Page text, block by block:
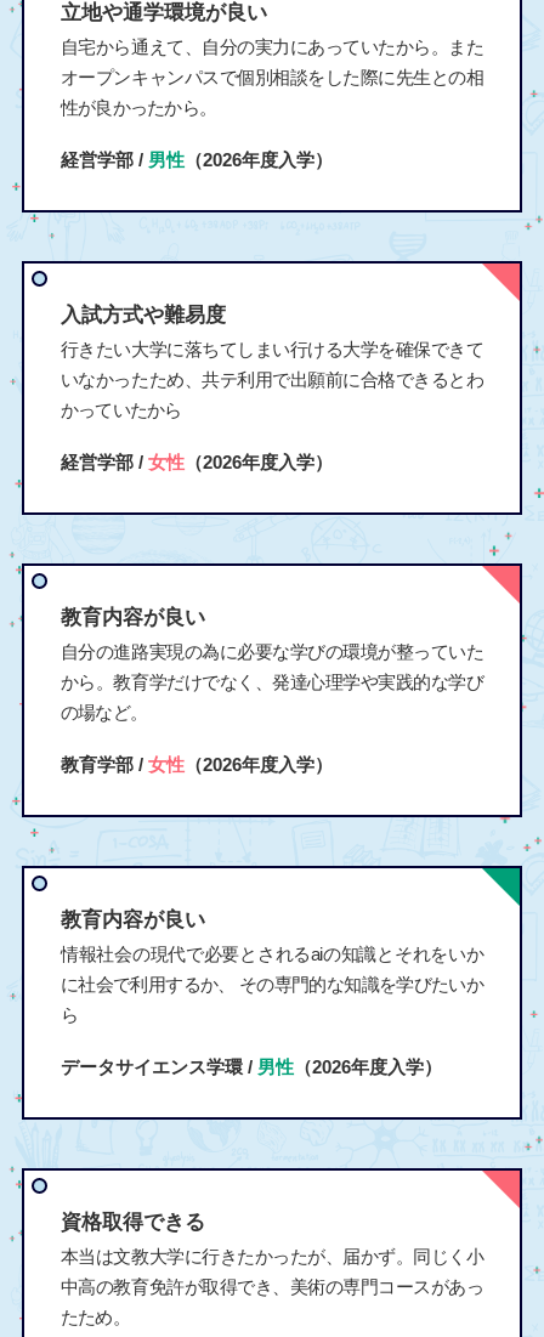
立地や通学環境が良い
自宅から通えて、自分の実力にあっていたから。また
オープンキャンパスで個別相談をした際に先生との相
性が良かったから。
経営学部 / 男性（2026年度入学）
入試方式や難易度
行きたい大学に落ちてしまい行ける大学を確保できて
いなかったため、共テ利用で出願前に合格できるとわ
かっていたから
経営学部 / 女性（2026年度入学）
教育内容が良い
自分の進路実現の為に必要な学びの環境が整っていた
から。教育学だけでなく、発達心理学や実践的な学び
の場など。
教育学部 / 女性（2026年度入学）
教育内容が良い
情報社会の現代で必要とされるaiの知識とそれをいか
に社会で利用するか、 その専門的な知識を学びたいか
ら
データサイエンス学環 / 男性（2026年度入学）
資格取得できる
本当は文教大学に行きたかったが、届かず。同じく小
中高の教育免許が取得でき、美術の専門コースがあっ
たため。